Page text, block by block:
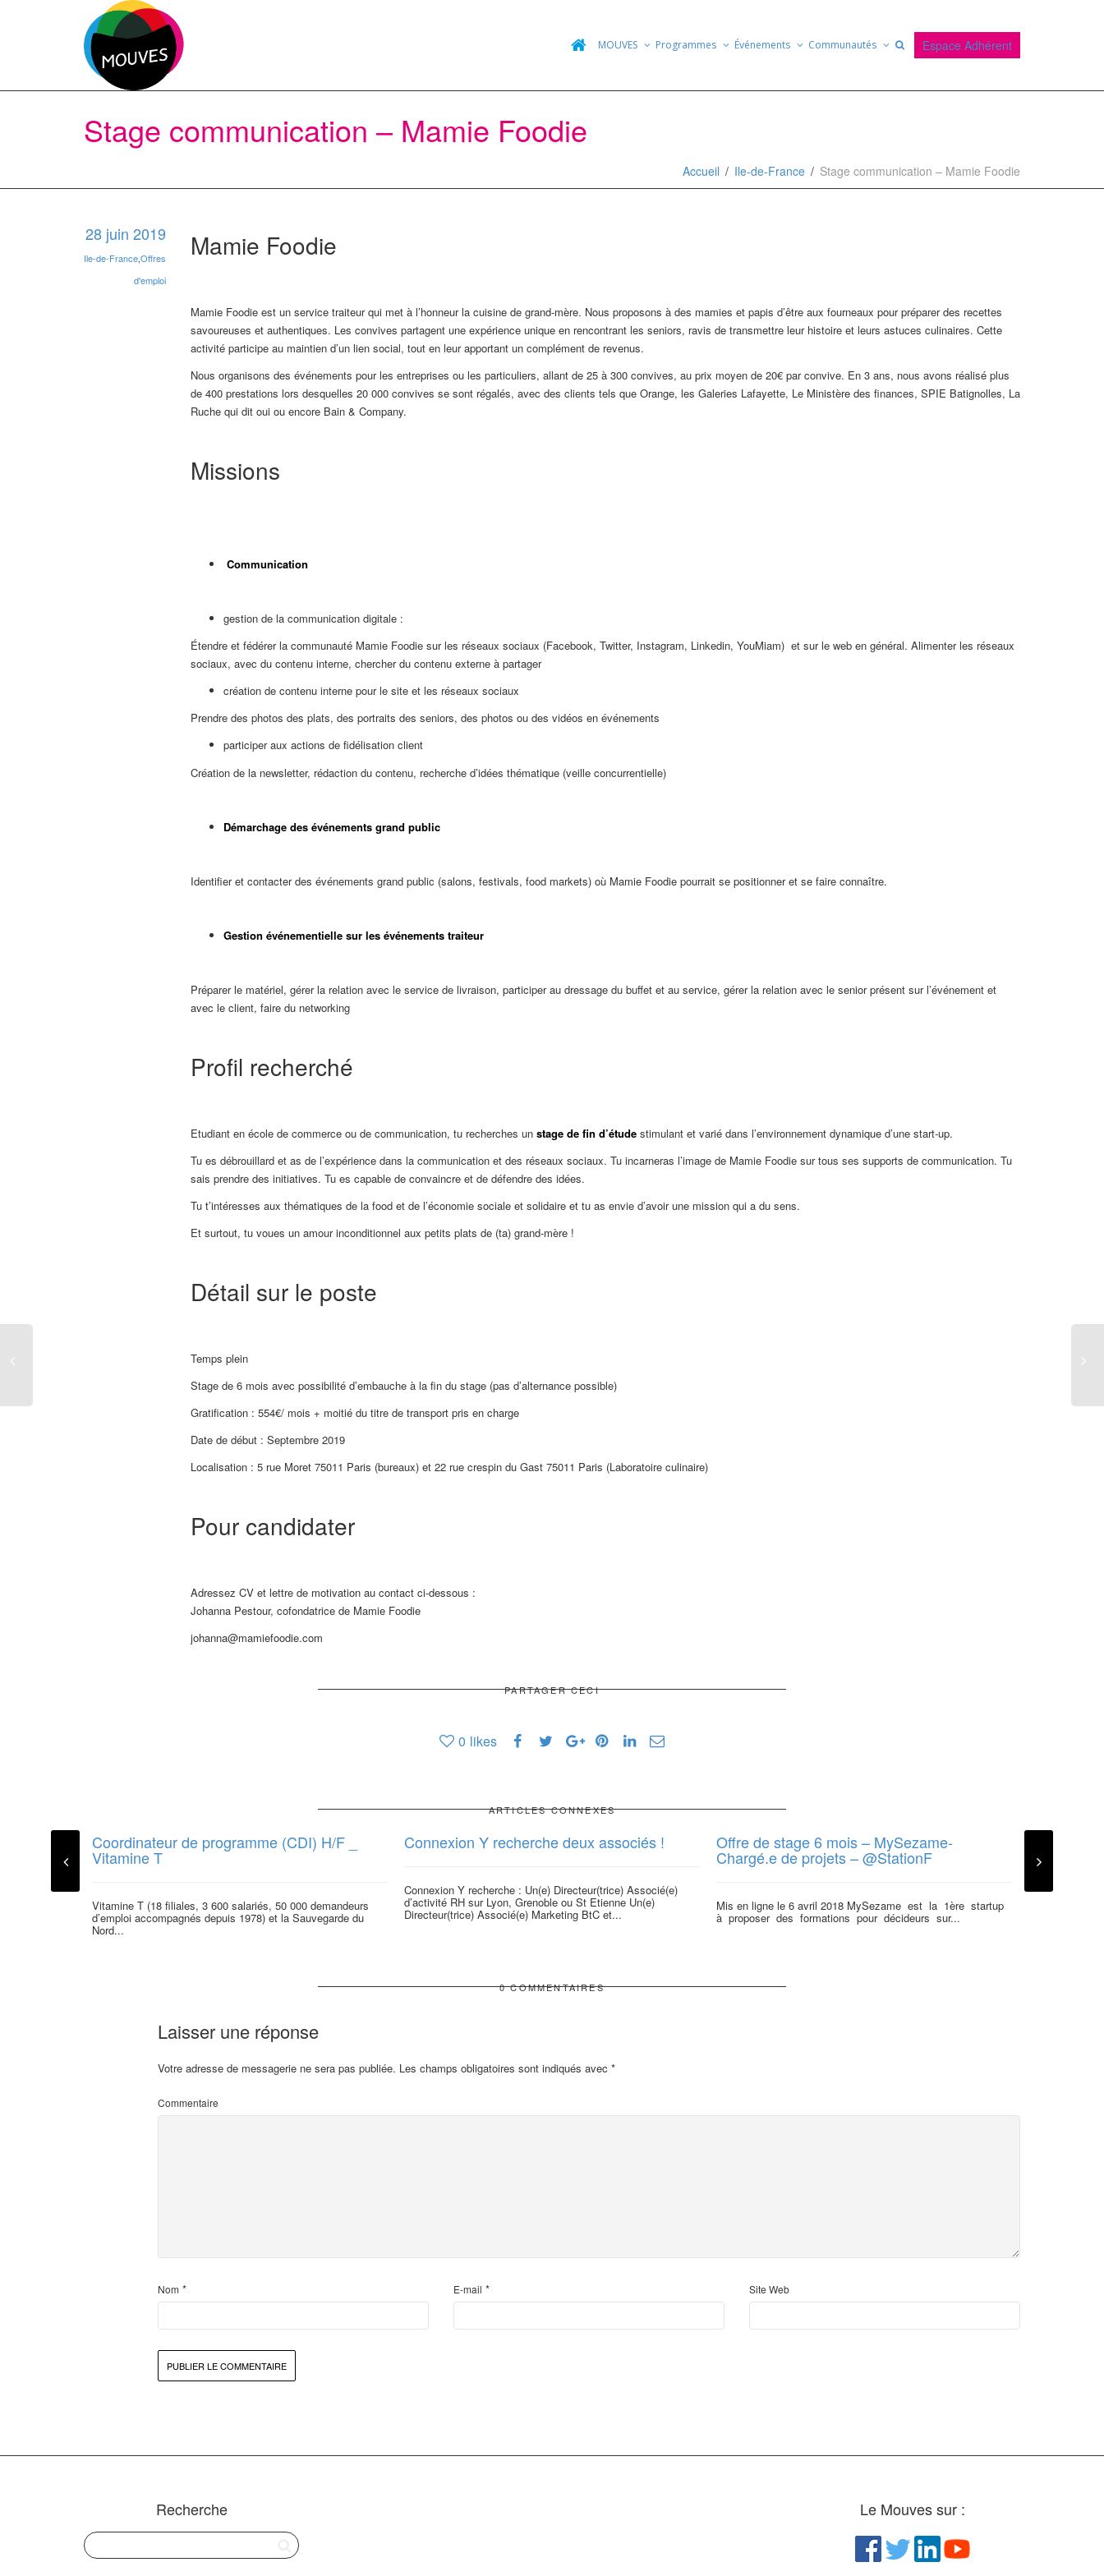
MOUVES Programmes Événements Communautés Espace Adhérent
Stage communication – Mamie Foodie
Accueil Ile-de-France Stage communication – Mamie Foodie
28 juin 2019
Ile-de-France,Offres
d'emploi
Mamie Foodie
Mamie Foodie est un service traiteur qui met à l’honneur la cuisine de grand-mère. Nous proposons à des mamies et papis d’être aux fourneaux pour préparer des recettes
savoureuses et authentiques. Les convives partagent une expérience unique en rencontrant les seniors, ravis de transmettre leur histoire et leurs astuces culinaires. Cette
activité participe au maintien d’un lien social, tout en leur apportant un complément de revenus.
Nous organisons des événements pour les entreprises ou les particuliers, allant de 25 à 300 convives, au prix moyen de 20€ par convive. En 3 ans, nous avons réalisé plus
de 400 prestations lors desquelles 20 000 convives se sont régalés, avec des clients tels que Orange, les Galeries Lafayette, Le Ministère des finances, SPIE Batignolles, La
Ruche qui dit oui ou encore Bain & Company.
Missions
Communication
gestion de la communication digitale :
Étendre et fédérer la communauté Mamie Foodie sur les réseaux sociaux (Facebook, Twitter, Instagram, Linkedin, YouMiam) et sur le web en général. Alimenter les réseaux
sociaux, avec du contenu interne, chercher du contenu externe à partager
création de contenu interne pour le site et les réseaux sociaux
Prendre des photos des plats, des portraits des seniors, des photos ou des vidéos en événements
participer aux actions de fidélisation client
Création de la newsletter, rédaction du contenu, recherche d’idées thématique (veille concurrentielle)
Démarchage des événements grand public
Identifier et contacter des événements grand public (salons, festivals, food markets) où Mamie Foodie pourrait se positionner et se faire connaître.
Gestion événementielle sur les événements traiteur
Préparer le matériel, gérer la relation avec le service de livraison, participer au dressage du buffet et au service, gérer la relation avec le senior présent sur l’événement et
avec le client, faire du networking
Profil recherché
Etudiant en école de commerce ou de communication, tu recherches un stage de fin d’étude stimulant et varié dans l’environnement dynamique d’une start-up.
Tu es débrouillard et as de l’expérience dans la communication et des réseaux sociaux. Tu incarneras l’image de Mamie Foodie sur tous ses supports de communication. Tu
sais prendre des initiatives. Tu es capable de convaincre et de défendre des idées.
Tu t’intéresses aux thématiques de la food et de l’économie sociale et solidaire et tu as envie d’avoir une mission qui a du sens.
Et surtout, tu voues un amour inconditionnel aux petits plats de (ta) grand-mère !
Détail sur le poste
Temps plein
Stage de 6 mois avec possibilité d’embauche à la fin du stage (pas d’alternance possible)
Gratification : 554€/ mois + moitié du titre de transport pris en charge
Date de début : Septembre 2019
Localisation : 5 rue Moret 75011 Paris (bureaux) et 22 rue crespin du Gast 75011 Paris (Laboratoire culinaire)
Pour candidater
Adressez CV et lettre de motivation au contact ci-dessous :
Johanna Pestour, cofondatrice de Mamie Foodie
johanna@mamiefoodie.com
PARTAGER CECI
0 likes
ARTICLES CONNEXES
Coordinateur de programme (CDI) H/F _
Vitamine T
Vitamine T (18 filiales, 3 600 salariés, 50 000 demandeurs
d’emploi accompagnés depuis 1978) et la Sauvegarde du
Nord...
Connexion Y recherche deux associés !
Connexion Y recherche : Un(e) Directeur(trice) Associé(e)
d’activité RH sur Lyon, Grenoble ou St Etienne Un(e)
Directeur(trice) Associé(e) Marketing BtC et...
Offre de stage 6 mois – MySezame-
Chargé.e de projets – @StationF
Mis en ligne le 6 avril 2018 MySezame est la 1ère startup
à proposer des formations pour décideurs sur...
0 COMMENTAIRES
Laisser une réponse
Votre adresse de messagerie ne sera pas publiée. Les champs obligatoires sont indiqués avec *
Commentaire
Nom * E-mail * Site Web
Recherche Le Mouves sur :